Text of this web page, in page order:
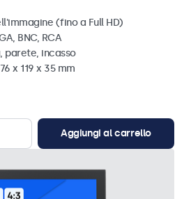
(fino a Full HD)
BNC, RCA
parete, incasso
x 119 x 35 mm
Aggiungi al carrello